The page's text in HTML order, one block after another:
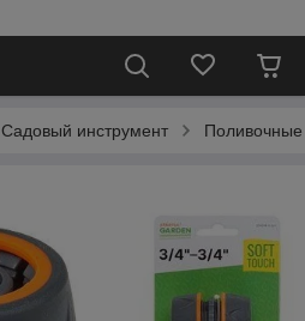
Садовый инструмент